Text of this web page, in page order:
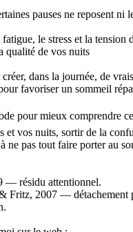
pauses ne reposent ni
le stress et la tension
qualité de vos nuits
dans la journée, de
favoriser un sommeil
pour mieux comprendre
et vos nuits, sortir de la
ne pas tout faire porter au
— résidu attentionnel.
Fritz, 2007 — détachement